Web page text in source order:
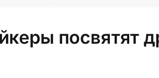
посвятят